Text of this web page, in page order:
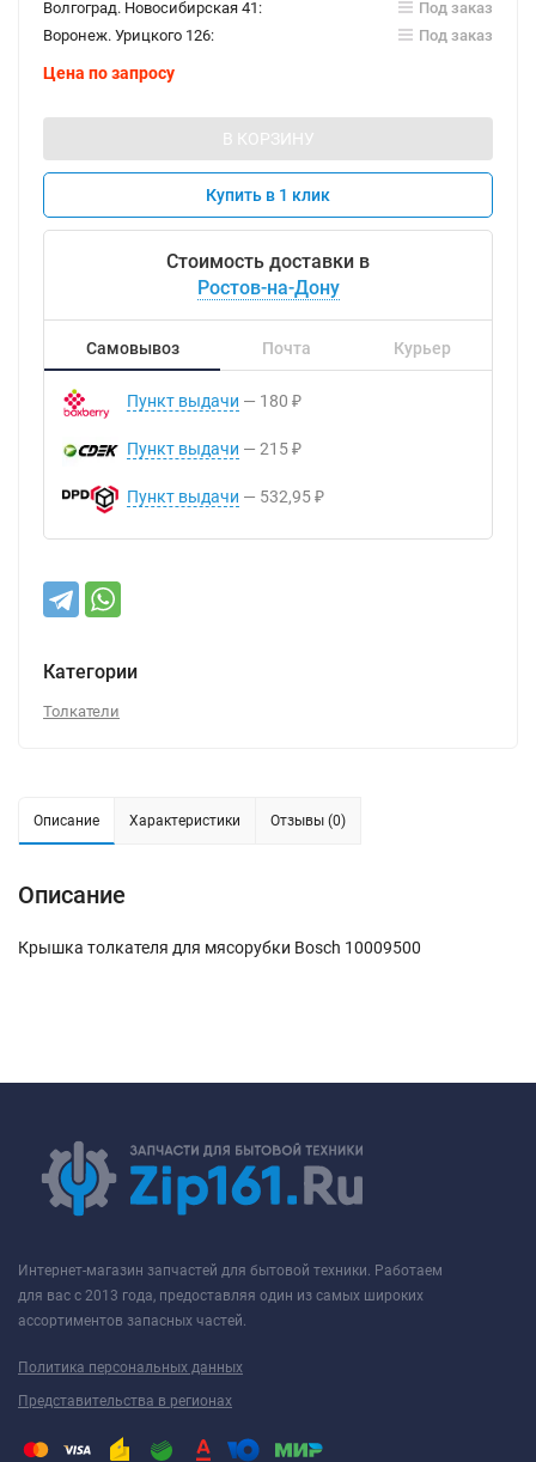
Волгоград. Новосибирская 41:
Под заказ
Воронеж. Урицкого 126:
Под заказ
Цена по запросу
В КОРЗИНУ
Купить в 1 клик
Стоимость доставки в
Ростов-на-Дону
Самовывоз Почта Курьер
Пункт выдачи 180 ₽
Пункт выдачи 215 ₽
Пункт выдачи 532,95 ₽
Категории
Толкатели
Описание Характеристики Отзывы (0)
Описание
Крышка толкателя для мясорубки Bosch 10009500
Интернет-магазин запчастей для бытовой техники. Работаем
для вас с 2013 года, предоставляя один из самых широких
ассортиментов запасных частей.
Политика персональных данных
Представительства в регионах